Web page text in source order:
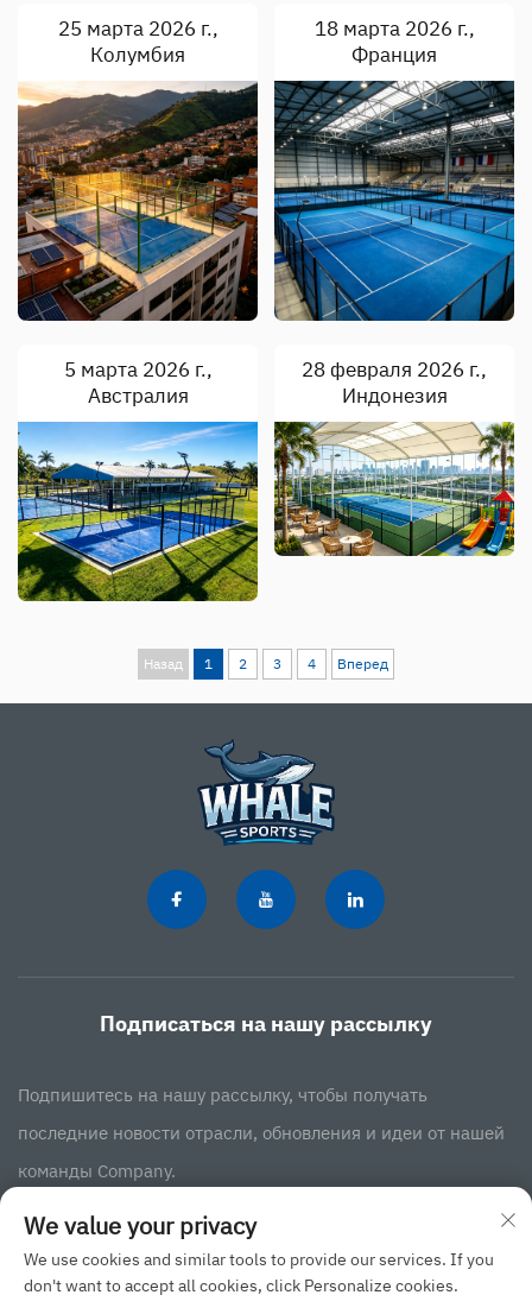
25 марта 2026 г.,
Колумбия
18 марта 2026 г.,
Франция
5 марта 2026 г.,
Австралия
28 февраля 2026 г.,
Индонезия
Назад 1 2 3 4 Вперед
Подписаться на нашу рассылку
Подпишитесь на нашу рассылку, чтобы получать
последние новости отрасли, обновления и идеи от нашей
команды Company.
Подписаться
We value your privacy
We use cookies and similar tools to provide our services. If you
don't want to accept all cookies, click Personalize cookies.